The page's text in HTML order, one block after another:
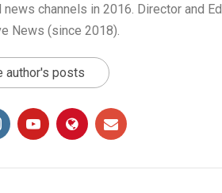
channels in 2016. Director and
News (since 2018).
author's posts